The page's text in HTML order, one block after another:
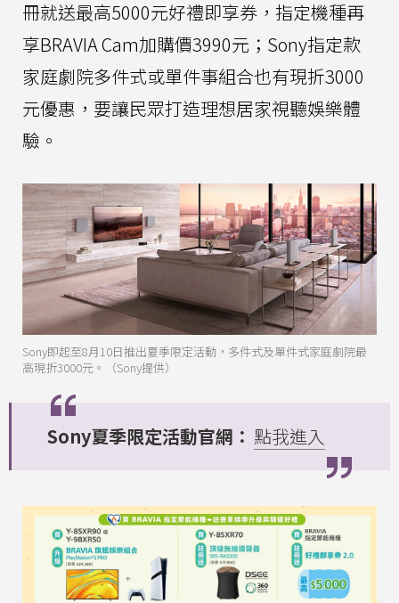
冊就送最高5000元好禮即享券，指定機種再
享BRAVIA Cam加購價3990元；Sony指定款
家庭劇院多件式或單件事組合也有現折3000
元優惠，要讓民眾打造理想居家視聽娛樂體
驗。
Sony即起至8月10日推出夏季限定活動，多件式及單件式家庭劇院最
高現折3000元。（Sony提供）
Sony夏季限定活動官網： 點我進入